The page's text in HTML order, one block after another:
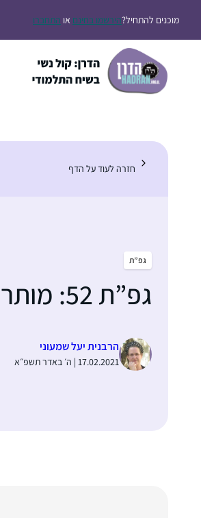
לתוכןמוכנים להתחיל?הירשמו בחינם או התחברו
חזרה לעוד על הדף
גפ”ת
גפ”ת 52: מותר הפסח – מציאות מיוחדת בעולם הקורבנות
הרבנית יעל שמעוני
17.02.2021 | ה׳ באדר תשפ״א